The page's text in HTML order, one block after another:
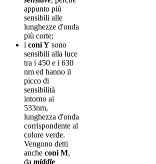
appunto più
sensibili alle
lunghezze d'onda
più corte;
i coni Y sono
sensibili alla luce
tra i 450 e i 630
nm ed hanno il
picco di
sensibilità
intorno ai
533nm,
lunghezza d'onda
corrispondente al
colore verde.
Vengono detti
anche coni M,
da middle